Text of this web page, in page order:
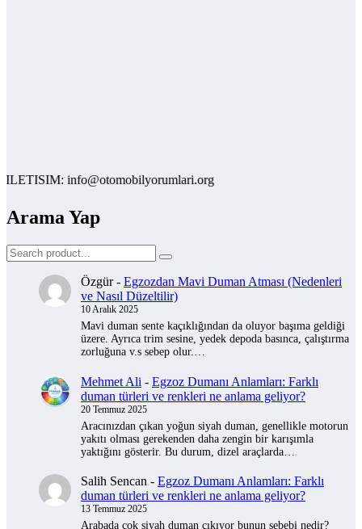
info@otomobilyorumlari.org
Arama Yap
Özgür- Egzozdan Mavi Duman Atması (Nedenleri
ve Nasıl Düzeltilir)
10 Aralık 2025
Mavi duman sente kaçıklığından da oluyor başıma geldiği
üzere. Ayrıca trim sesine, yedek depoda basınca, çalıştırma
zorluğuna v.s sebep olur.…
Mehmet Ali - Egzoz Dumanı Anlamları: Farklı
duman türleri ve renkleri ne anlama geliyor?
20 Temmuz 2025
Aracınızdan çıkan yoğun siyah duman, genellikle motorun
yakıtı olması gerekenden daha zengin bir karışımla
yaktığını gösterir. Bu durum, dizel araçlarda…
Salih Sencan - Egzoz Dumanı Anlamları: Farklı
duman türleri ve renkleri ne anlama geliyor?
13 Temmuz 2025
Arabada çok siyah duman çıkıyor bunun sebebi nedir?